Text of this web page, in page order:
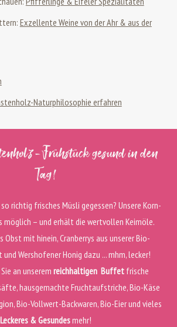
Exzellente Weine von der Ahr & aus der
Naturphilosophie erfahren
Frühstück gesund in den
Tag!
richtig frisches Müsli gegessen? Unsere Korn-
möglich – und erhält die wertvollen Keimöle.
Obst mit hinein, Cranberrys aus unserer Bio-
und Wershofener Honig dazu ... mhm, lecker!
an unserem reichhaltigen Buffet frische
hausgemachte Fruchtaufstriche, Bio-Käse
Bio-Vollwert-Backwaren, Bio-Eier und vieles
Leckeres & Gesundesmehr!